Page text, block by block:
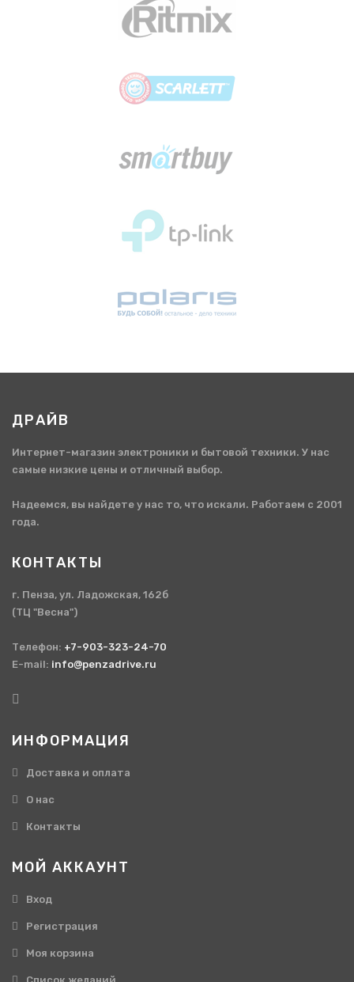
ДРАЙВ
Интернет-магазин электроники и бытовой техники. У нас
самые низкие цены и отличный выбор.
Надеемся, вы найдете у нас то, что искали. Работаем с 2001
года.
КОНТАКТЫ
г. Пенза, ул. Ладожская, 162б
(ТЦ "Весна")
Телефон: +7-903-323-24-70
E-mail: info@penzadrive.ru
ИНФОРМАЦИЯ
Доставка и оплата
О нас
Контакты
МОЙ АККАУНТ
Вход
Регистрация
Моя корзина